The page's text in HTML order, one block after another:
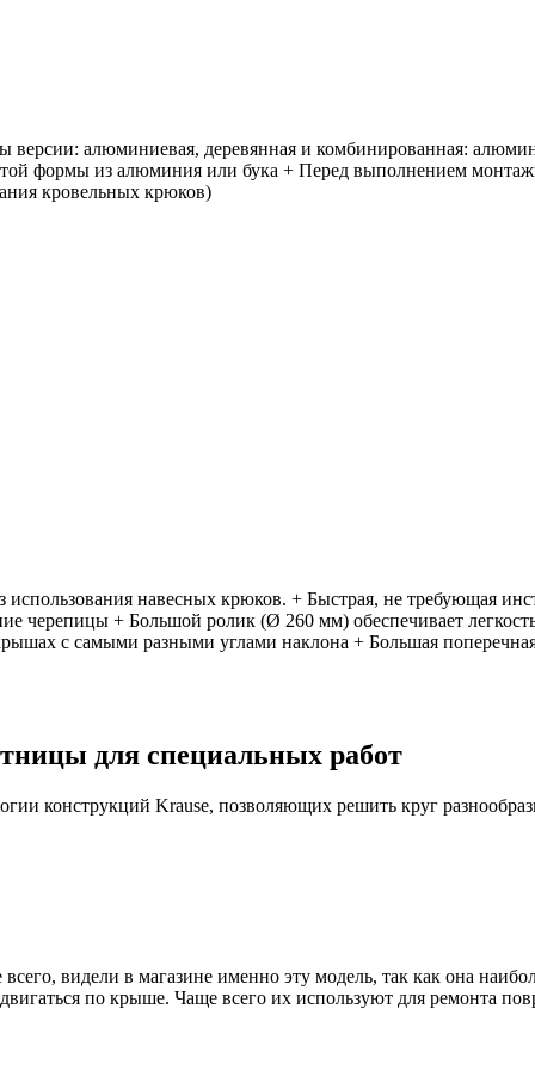
алюминиевая, деревянная и комбинированная:
формы из алюминия или бука + Перед выполнением
кровельных крюков)
навесных крюков. + Быстрая, не требующая
черепицы + Большой ролик (Ø 260 мм) обеспечивает
с самыми разными углами наклона + Большая
для специальных работ
конструкций Krause, позволяющих решить круг
видели в магазине именно эту модель, так как она
по крыше. Чаще всего их используют для ремонта